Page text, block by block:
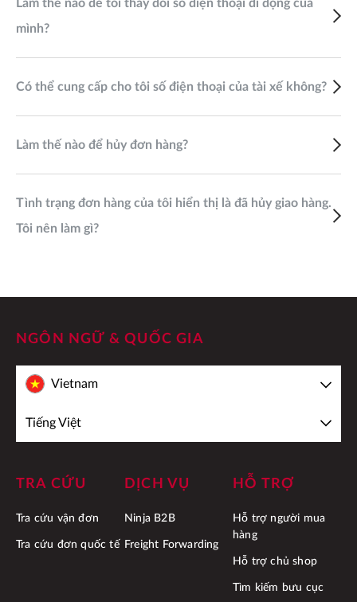
Làm thế nào để tôi thay đổi số điện thoại di động của
mình?
Có thể cung cấp cho tôi số điện thoại của tài xế không?
Làm thế nào để hủy đơn hàng?
Tình trạng đơn hàng của tôi hiển thị là đã hủy giao hàng.
Tôi nên làm gì?
NGÔN NGỮ & QUỐC GIA
Vietnam
Tiếng Việt
TRA CỨU
Tra cứu vận đơn
Tra cứu đơn quốc tế
DỊCH VỤ
Ninja B2B
Freight Forwarding
HỖ TRỢ
Hỗ trợ người mua
hàng
Hỗ trợ chủ shop
Tìm kiếm bưu cục